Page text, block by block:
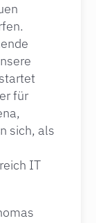
für
sich, als
IT